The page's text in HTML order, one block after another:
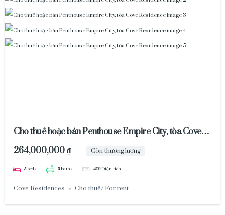
Cho thuê hoặc bán Penthouse Empire City, tòa Cove
Residence
264,000,000 ₫ Còn thương lượng
5beds 5baths 409Diện tích
Cove Residences Cho thuê/ For rent